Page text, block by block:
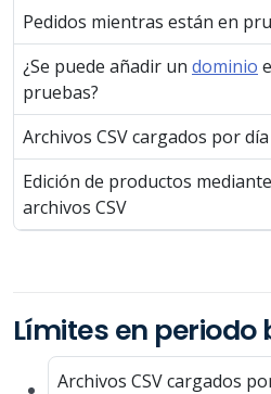
Pedidos mientras están en
¿Se puede añadir un dominio
pruebas?
Archivos CSV cargados por día
Edición de productos
archivos CSV
Límites en periodo
Archivos CSV cargados